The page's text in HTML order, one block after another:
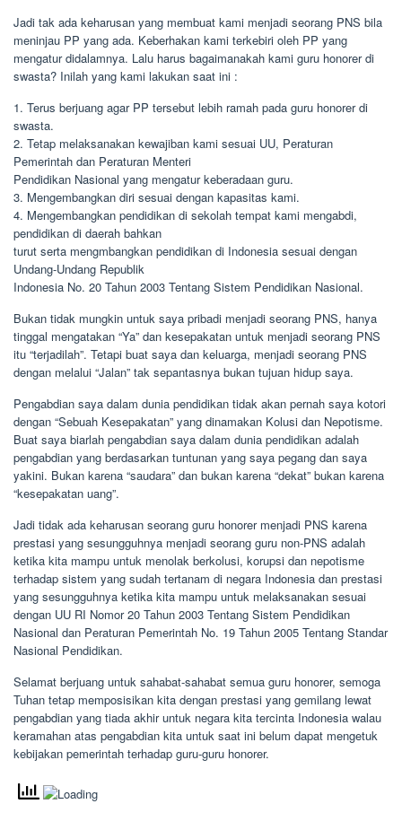
Jadi tak ada keharusan yang membuat kami menjadi seorang PNS bila
meninjau PP yang ada. Keberhakan kami terkebiri oleh PP yang
mengatur didalamnya. Lalu harus bagaimanakah kami guru honorer di
swasta? Inilah yang kami lakukan saat ini :
1. Terus berjuang agar PP tersebut lebih ramah pada guru honorer di
swasta.
2. Tetap melaksanakan kewajiban kami sesuai UU, Peraturan
Pemerintah dan Peraturan Menteri
Pendidikan Nasional yang mengatur keberadaan guru.
3. Mengembangkan diri sesuai dengan kapasitas kami.
4. Mengembangkan pendidikan di sekolah tempat kami mengabdi,
pendidikan di daerah bahkan
turut serta mengmbangkan pendidikan di Indonesia sesuai dengan
Undang-Undang Republik
Indonesia No. 20 Tahun 2003 Tentang Sistem Pendidikan Nasional.
Bukan tidak mungkin untuk saya pribadi menjadi seorang PNS, hanya
tinggal mengatakan “Ya” dan kesepakatan untuk menjadi seorang PNS
itu “terjadilah”. Tetapi buat saya dan keluarga, menjadi seorang PNS
dengan melalui “Jalan” tak sepantasnya bukan tujuan hidup saya.
Pengabdian saya dalam dunia pendidikan tidak akan pernah saya kotori
dengan “Sebuah Kesepakatan” yang dinamakan Kolusi dan Nepotisme.
Buat saya biarlah pengabdian saya dalam dunia pendidikan adalah
pengabdian yang berdasarkan tuntunan yang saya pegang dan saya
yakini. Bukan karena “saudara” dan bukan karena “dekat” bukan karena
“kesepakatan uang”.
Jadi tidak ada keharusan seorang guru honorer menjadi PNS karena
prestasi yang sesungguhnya menjadi seorang guru non-PNS adalah
ketika kita mampu untuk menolak berkolusi, korupsi dan nepotisme
terhadap sistem yang sudah tertanam di negara Indonesia dan prestasi
yang sesungguhnya ketika kita mampu untuk melaksanakan sesuai
dengan UU RI Nomor 20 Tahun 2003 Tentang Sistem Pendidikan
Nasional dan Peraturan Pemerintah No. 19 Tahun 2005 Tentang Standar
Nasional Pendidikan.
Selamat berjuang untuk sahabat-sahabat semua guru honorer, semoga
Tuhan tetap memposisikan kita dengan prestasi yang gemilang lewat
pengabdian yang tiada akhir untuk negara kita tercinta Indonesia walau
keramahan atas pengabdian kita untuk saat ini belum dapat mengetuk
kebijakan pemerintah terhadap guru-guru honorer.